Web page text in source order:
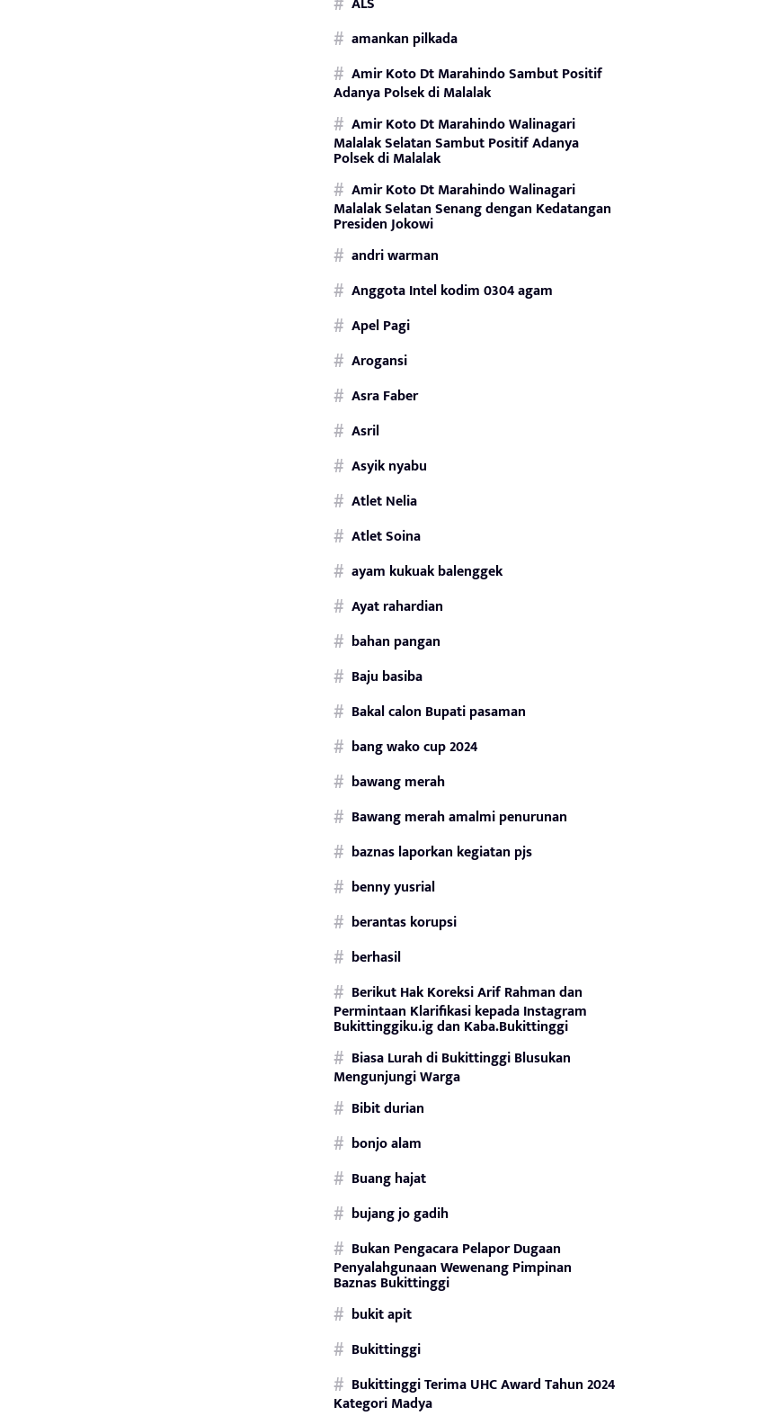
amankan pilkada
Amir Koto Dt Marahindo Sambut Positif
Adanya Polsek di Malalak
Amir Koto Dt Marahindo Walinagari
Malalak Selatan Sambut Positif Adanya
Polsek di Malalak
Amir Koto Dt Marahindo Walinagari
Malalak Selatan Senang dengan Kedatangan
Presiden Jokowi
andri warman
Anggota Intel kodim 0304 agam
Apel Pagi
Arogansi
Asra Faber
Asril
Asyik nyabu
Atlet Nelia
Atlet Soina
ayam kukuak balenggek
Ayat rahardian
bahan pangan
Baju basiba
Bakal calon Bupati pasaman
bang wako cup 2024
bawang merah
Bawang merah amalmi penurunan
baznas laporkan kegiatan pjs
benny yusrial
berantas korupsi
berhasil
Berikut Hak Koreksi Arif Rahman dan
Permintaan Klarifikasi kepada Instagram
Bukittinggiku.ig dan Kaba.Bukittinggi
Biasa Lurah di Bukittinggi Blusukan
Mengunjungi Warga
Bibit durian
bonjo alam
Buang hajat
bujang jo gadih
Bukan Pengacara Pelapor Dugaan
Penyalahgunaan Wewenang Pimpinan
Baznas Bukittinggi
bukit apit
Bukittinggi
Bukittinggi Terima UHC Award Tahun 2024
Kategori Madya